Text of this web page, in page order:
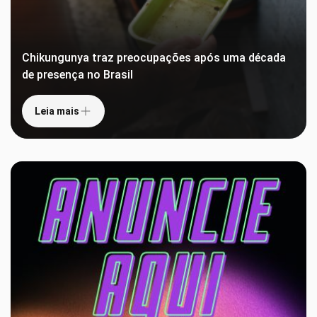
Chikungunya traz preocupações após uma década
de presença no Brasil
Leia mais